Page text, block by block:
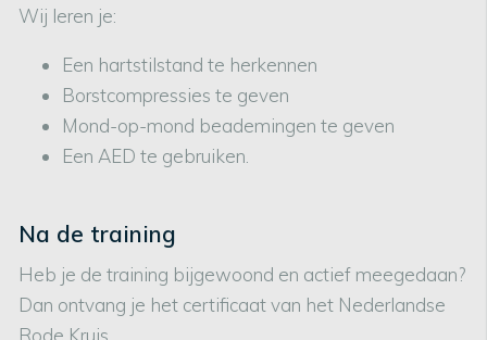
Wij leren je:
Een hartstilstand te herkennen
Borstcompressies te geven
Mond-op-mond beademingen te geven
Een AED te gebruiken.
Na de training
Heb je de training bijgewoond en actief meegedaan?
Dan ontvang je het certificaat van het Nederlandse
Rode Kruis.